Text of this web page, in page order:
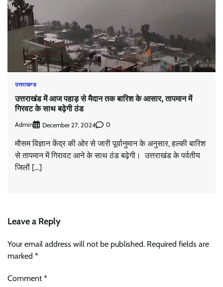
उत्तराखण्ड
उत्तराखंड में आज पहाड़ से मैदान तक बारिश के आसार, तापमान में
गिरवट के साथ बढ़ेगी ठंड
Admin December 27, 2024 0
मौसम विज्ञान केंद्र की ओर से जारी पूर्वानुमान के अनुसार, हल्की बारिश
से तापमान में गिरावट आने के साथ ठंड बढ़ेगी। उत्तराखंड के पर्वतीय
जिलों […]
Leave a Reply
Your email address will not be published. Required fields are
marked *
Comment*